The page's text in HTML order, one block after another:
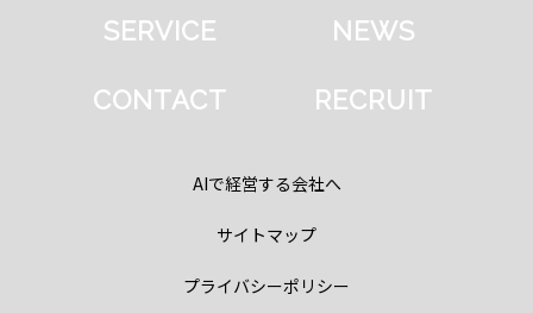
SERVICE NEWS
CONTACT RECRUIT
AIで経営する会社へ
サイトマップ
プライバシーポリシー